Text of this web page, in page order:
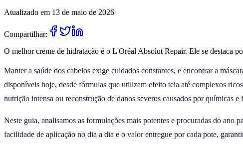
Atualizado em 13 de maio de 2026
Compartilhar:
O melhor creme de hidratação é o L'Oréal Absolut Repair. Ele se destaca
Manter a saúde dos cabelos exige cuidados constantes, e encontrar a
disponíveis hoje, desde fórmulas que utilizam efeito teia até complexos
nutrição intensa ou reconstrução de danos severos causados por químicas e
Neste guia, analisamos as formulações mais potentes e procuradas do ano
facilidade de aplicação no dia a dia e o valor entregue por cada pote,